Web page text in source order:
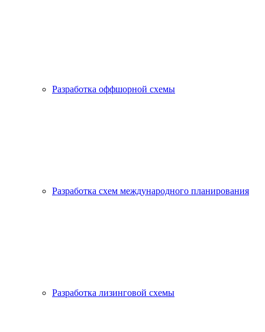
Разработка оффшорной схемы
Разработка схем международного планирования
Разработка лизинговой схемы